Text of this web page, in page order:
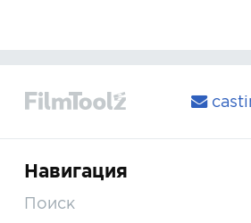
Навигация
Поиск